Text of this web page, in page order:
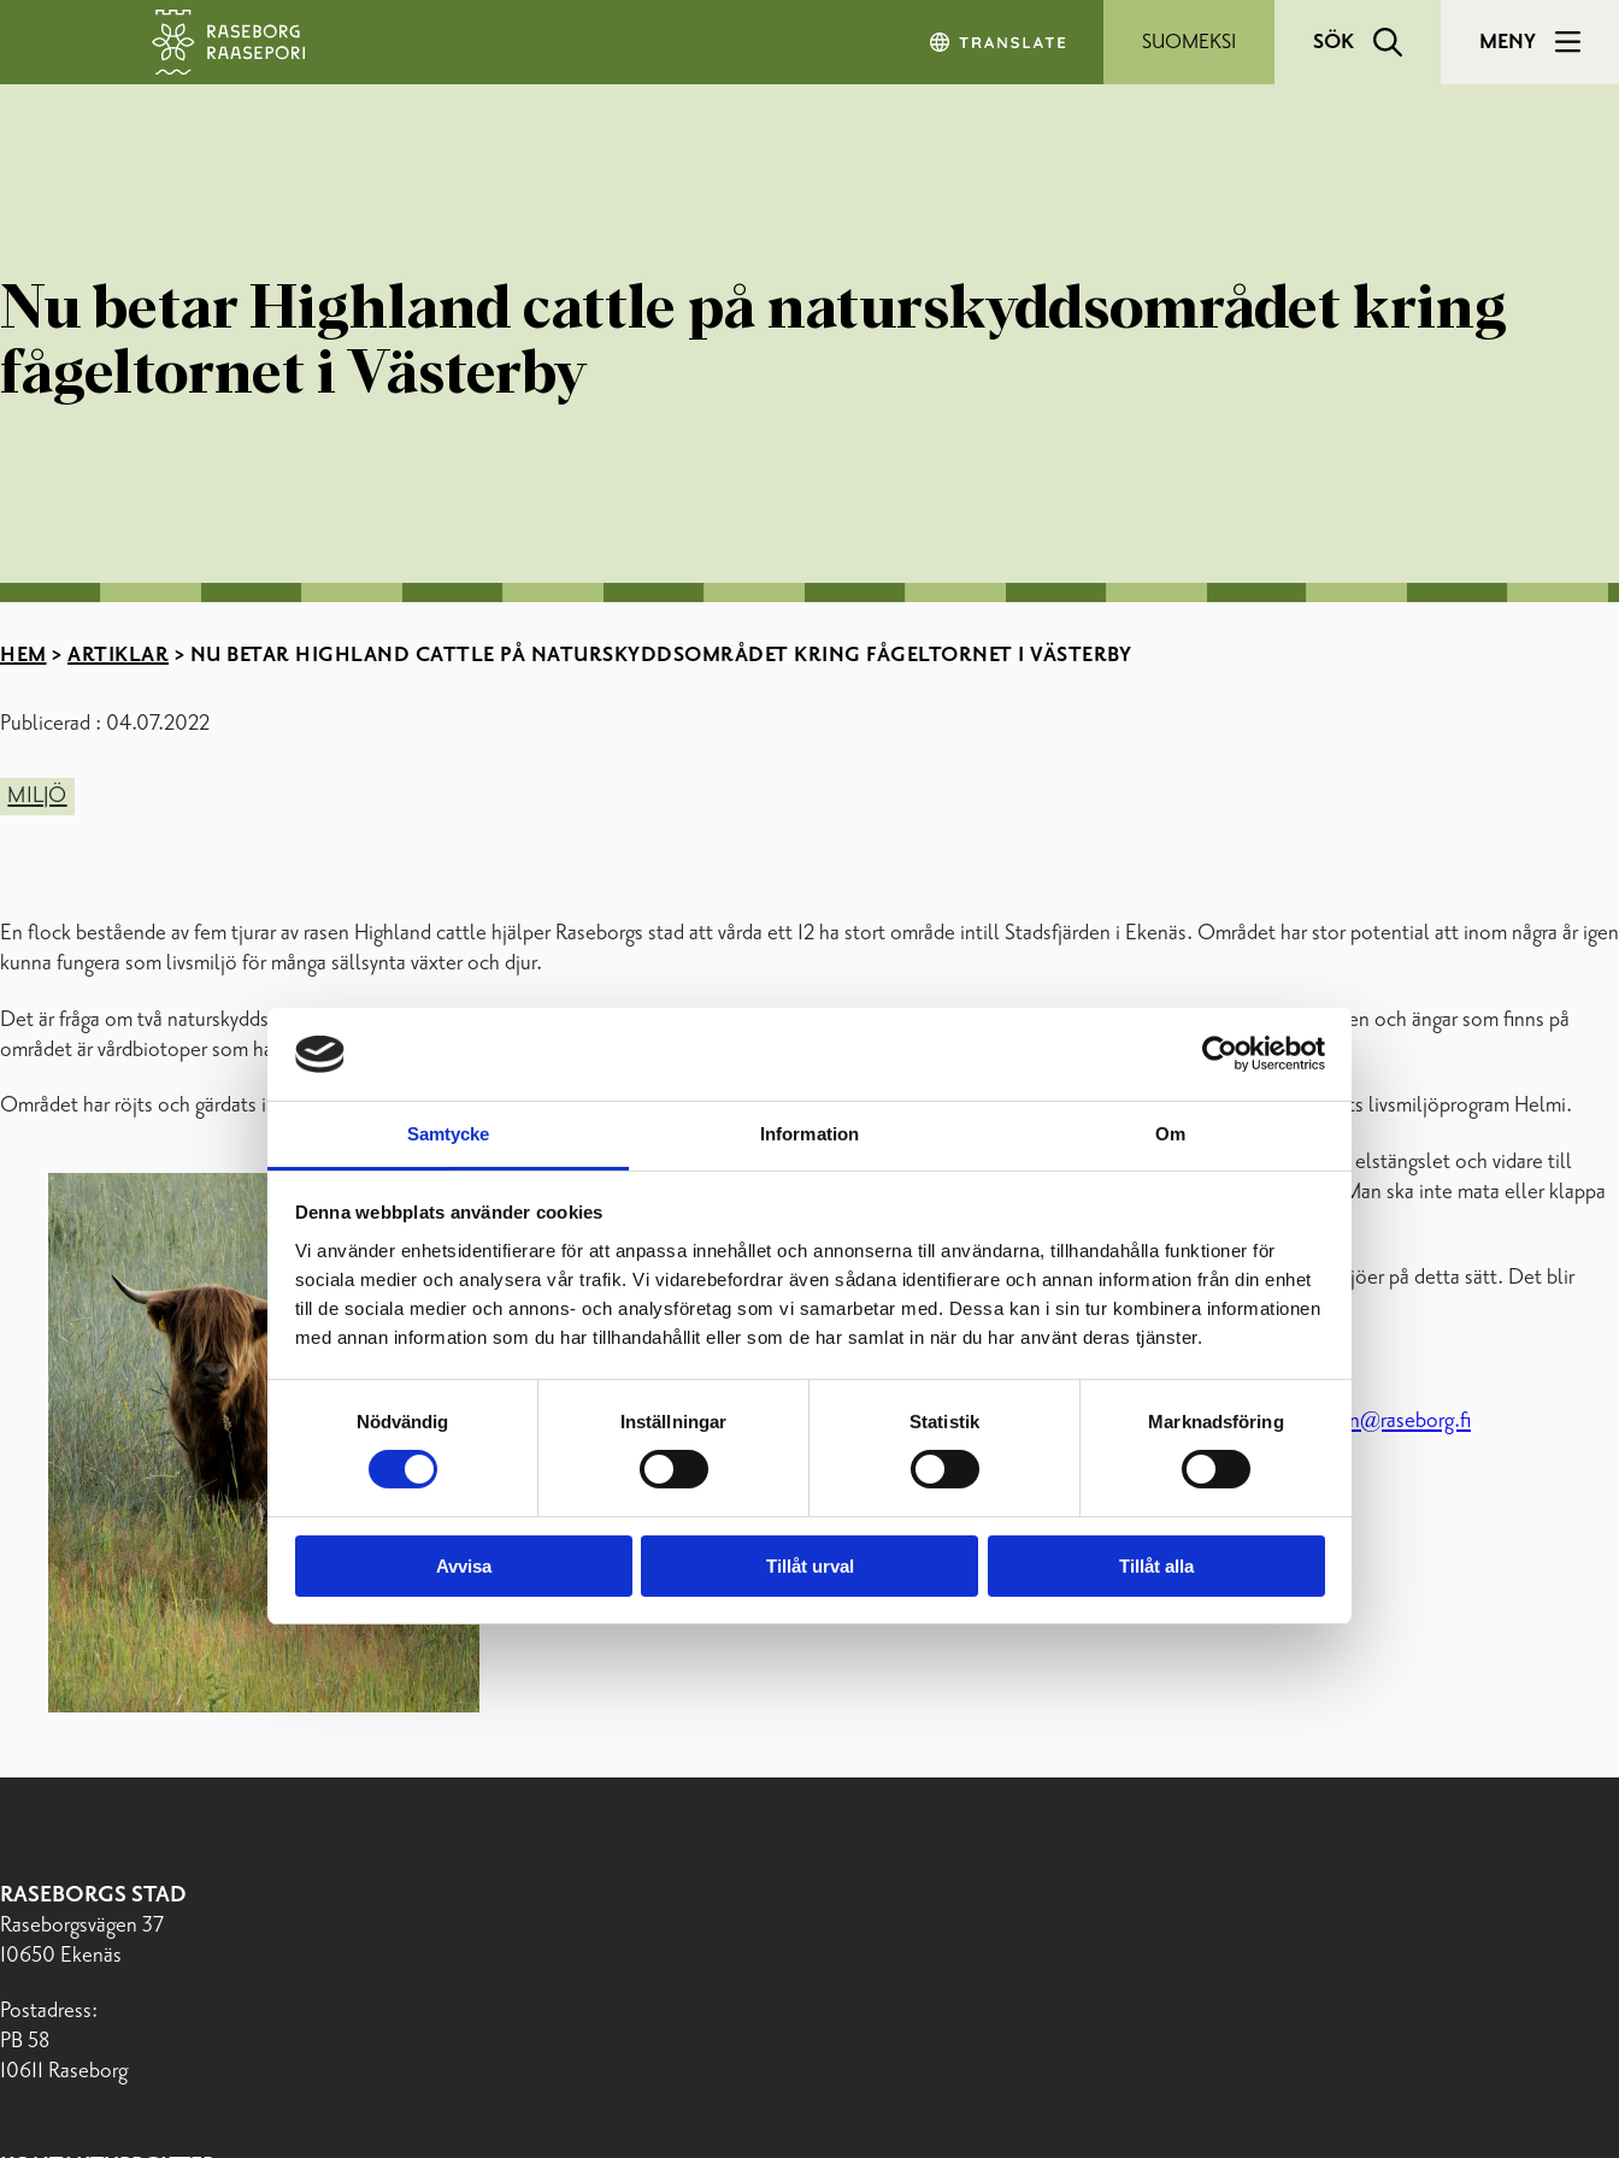
Samtycke Information Om
Denna webbplats använder cookies
Vi använder enhetsidentifierare för att anpassa innehållet och annonserna till användarna, tillhandahålla funktioner för
sociala medier och analysera vår trafik. Vi vidarebefordrar även sådana identifierare och annan information från din enhet
till de sociala medier och annons- och analysföretag som vi samarbetar med. Dessa kan i sin tur kombinera informationen
med annan information som du har tillhandahållit eller som de har samlat in när du har använt deras tjänster.
Nödvändig
Inställningar Statistik Marknadsföring
Avvisa Tillåt urval Tillåt alla
Hoppa till sidans innehåll
SUOMEKSI SÖK MENY
Nu betar Highland cattle på naturskyddsområdet kring
fågeltornet i Västerby
HEM > ARTIKLAR > NU BETAR HIGHLAND CATTLE PÅ NATURSKYDDSOMRÅDET KRING FÅGELTORNET I VÄSTERBY
Publicerad : 04.07.2022
MILJÖ
En flock bestående av fem tjurar av rasen Highland cattle hjälper Raseborgs stad att vårda ett 12 ha stort område intill Stadsfjärden i Ekenäs. Området har stor potential att inom några år igen
kunna fungera som livsmiljö för många sällsynta växter och djur.
Det är fråga om två naturskyddsområden, som ägs av Raseborgs stad och som ännu på 1950-talet fungerade som odlings- och betesmark. Betade strandområden och ängar som finns på
området är vårdbiotoper som har en mycket stor artrikedom, men som i dagens läge är sällsynta då de snabbt växer igen utan betande djur eller annan skötsel.
Området har röjts och gärdats in enligt en skötselplan som Nylands NTM-central godkänt och Raseborgs stad har fått bidrag för projektet från miljöministeriets livsmiljöprogram Helmi.
Från en liten parkeringsplats vid Västerby strandväg kan man gå in i beteshagen via en trappa över elstängslet och vidare till
fågeltornet med fin utsikt över Stadsfjärden. Tjurarna är fredliga, men man bör lämna dem ifred. Man ska inte mata eller klappa
dem.
Raseborgs stads miljöchefMaria Eriksson: ” Vi är väldigt glada att vi kan återskapa viktiga livsmiljöer på detta sätt. Det blir
intressant att följa med hur området utvecklas tack vare betet.”
Projektledning och betesplanering: Miljöchef Maria Eriksson, tfn 019 289 2375,maria.m.eriksson@raseborg.fi
Uppgifter om korna: Djurägare Henrik Ekholm, tfn. 044-2772884 henrik.ekholm1@emiliatestar
RASEBORGS STAD
Raseborgsvägen 37
10650 Ekenäs
Postadress:
PB 58
10611 Raseborg